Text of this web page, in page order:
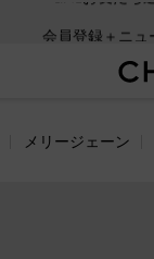
メリージェーン